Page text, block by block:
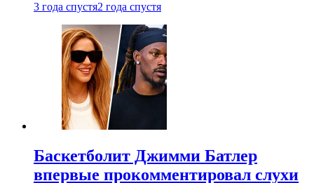
3 года спустя2 года спустя
Баскетболит Джимми Батлер
впервые прокомментировал слухи